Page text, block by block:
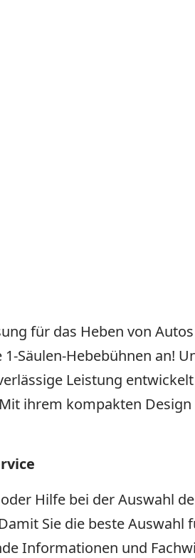
für das Heben von
Säulen-Hebebühnen an!
Leistung
ihrem kompakten
Hilfe bei der Auswahl
Sie die beste Auswahl
Informationen und